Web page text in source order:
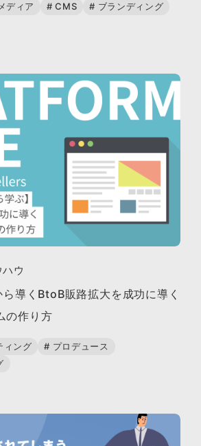
ディア # CMS
# ブランディング
ハウ
導くBtoB販路拡大を成功に導く
の作り方
ィング
# プロデュース